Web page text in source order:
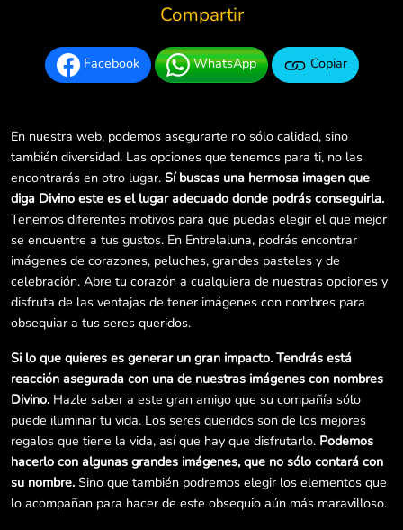
Compartir
Facebook WhatsApp Copiar
En nuestra web, podemos asegurarte no sólo calidad, sino
también diversidad. Las opciones que tenemos para ti, no las
encontrarás en otro lugar. Sí buscas una hermosa imagen que
diga Divino este es el lugar adecuado donde podrás conseguirla.
Tenemos diferentes motivos para que puedas elegir el que mejor
se encuentre a tus gustos. En Entrelaluna, podrás encontrar
imágenes de corazones, peluches, grandes pasteles y de
celebración. Abre tu corazón a cualquiera de nuestras opciones y
disfruta de las ventajas de tener imágenes con nombres para
obsequiar a tus seres queridos.
Si lo que quieres es generar un gran impacto. Tendrás está
reacción asegurada con una de nuestras imágenes con nombres
Divino. Hazle saber a este gran amigo que su compañía sólo
puede iluminar tu vida. Los seres queridos son de los mejores
regalos que tiene la vida, así que hay que disfrutarlo. Podemos
hacerlo con algunas grandes imágenes, que no sólo contará con
su nombre. Sino que también podremos elegir los elementos que
lo acompañan para hacer de este obsequio aún más maravilloso.